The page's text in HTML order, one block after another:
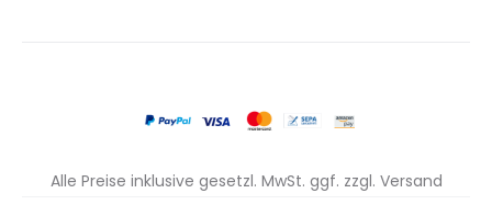
Alle Preise inklusive gesetzl. MwSt. ggf. zzgl. Versand